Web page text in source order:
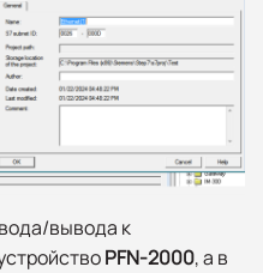
вывода к
PFN-2000, а в